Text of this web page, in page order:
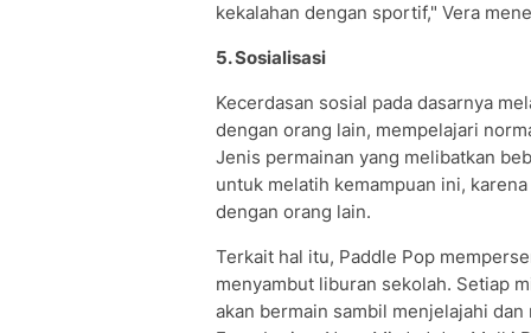
kekalahan dengan sportif," Vera
5. Sosialisasi
Kecerdasan sosial pada dasarnya
dengan orang lain, mempelajari
Jenis permainan yang melibatkan
untuk melatih kemampuan ini,
dengan orang lain.
Terkait hal itu, Paddle Pop
menyambut liburan sekolah. Setiap
akan bermain sambil menjelajahi